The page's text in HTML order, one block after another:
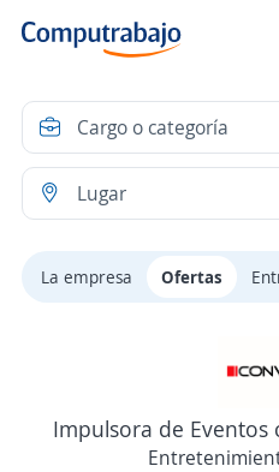
La empresa Ofertas
Impulsora de Eventos